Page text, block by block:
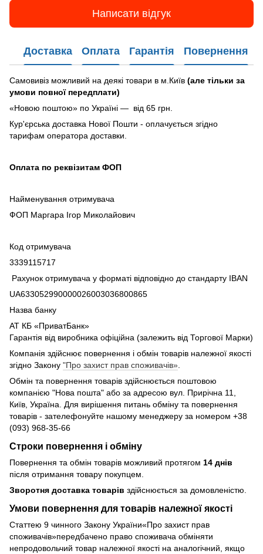
Написати відгук
Доставка Оплата Гарантія Повернення
Самовивіз можливий на деякі товари в м.Київ (але тільки за
умови повної передплати)
«Новою поштою» по Україні — від 65 грн.
Кур'єрська доставка Нової Пошти - оплачується згідно
тарифам оператора доставки.
Оплата по реквізитам ФОП
Найменування отримувача
ФОП Маргара Ігор Миколайович
Код отримувача
3339115717
Рахунок отримувача у форматі відповідно до стандарту IBAN
UA633052990000026003036800865
Назва банку
АТ КБ «ПриватБанк»
Гарантія від виробника офіційна (залежить від Торгової Марки)
Компанія здійснює повернення і обмін товарів належної якості
згідно Закону "Про захист прав споживачів».
Обмін та повернення товарів здійснюється поштовою
компанією "Нова пошта" або за адресою вул. Прирічна 11,
Київ, Україна. Для вирішення питань обміну та повернення
товарів - зателефонуйте нашому менеджеру за номером +38
(093) 968-35-66
Строки повернення і обміну
Повернення та обмін товарів можливий протягом 14 днів
після отримання товару покупцем.
Зворотня доставка товарів здійснюється за домовленістю.
Умови повернення для товарів належної якості
Статтею 9 чинного Закону України«Про захист прав
споживачів»передбачено право споживача обміняти
непродовольчий товар належної якості на аналогічний, якщо